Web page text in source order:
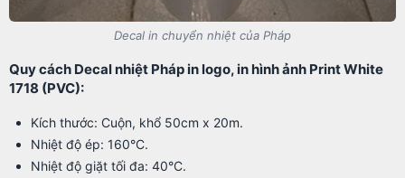
Decal in chuyển nhiệt của Pháp
Quy cách Decal nhiệt Pháp in logo, in hình ảnh Print White
1718 (PVC):
Kích thước: Cuộn, khổ 50cm x 20m.
Nhiệt độ ép: 160°C.
Nhiệt độ giặt tối đa: 40°C.